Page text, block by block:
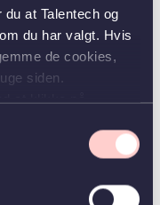
at Talentech og
du har valgt. Hvis
de cookies,
siden.